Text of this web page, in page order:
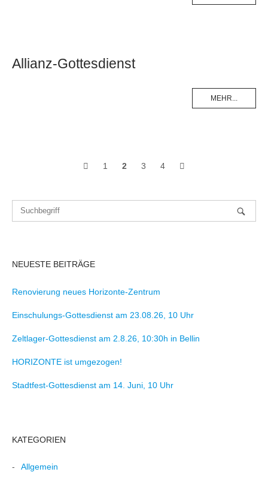
Allianz-Gottesdienst
MEHR...
Beitragsnavigation
1 2 3 4
NEUESTE BEITRÄGE
Renovierung neues Horizonte-Zentrum
Einschulungs-Gottesdienst am 23.08.26, 10 Uhr
Zeltlager-Gottesdienst am 2.8.26, 10:30h in Bellin
HORIZONTE ist umgezogen!
Stadtfest-Gottesdienst am 14. Juni, 10 Uhr
KATEGORIEN
Allgemein